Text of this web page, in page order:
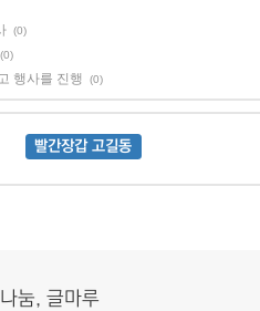
(0)
(0)
행사를 진행 (0)
빨간장갑 고길동
눔, 글마루